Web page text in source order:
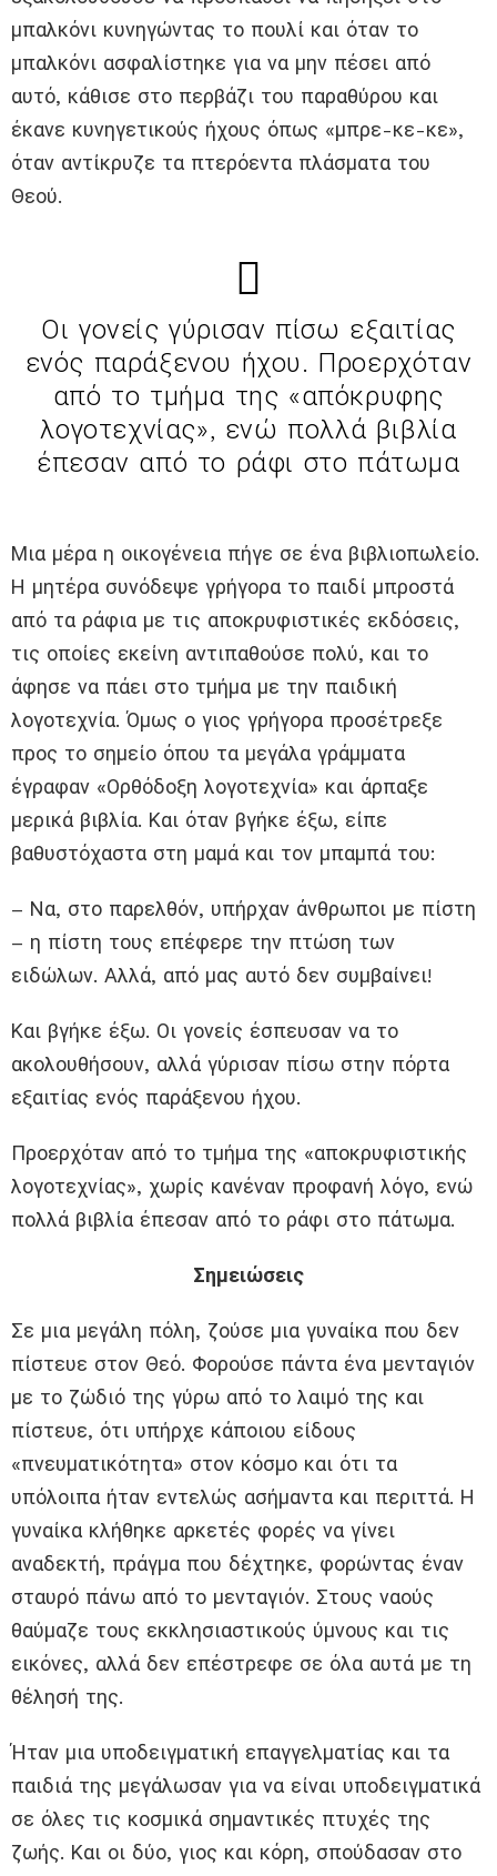
μπαλκόνι κυνηγώντας το πουλί και όταν το
μπαλκόνι ασφαλίστηκε για να μην πέσει από
αυτό, κάθισε στο περβάζι του παραθύρου και
έκανε κυνηγετικούς ήχους όπως «μπρε-κε-κε»,
όταν αντίκρυζε τα πτερόεντα πλάσματα του
Θεού.
Οι γονείς γύρισαν πίσω εξαιτίας
ενός παράξενου ήχου. Προερχόταν
από το τμήμα της «απόκρυφης
λογοτεχνίας», ενώ πολλά βιβλία
έπεσαν από το ράφι στο πάτωμα
Μια μέρα η οικογένεια πήγε σε ένα βιβλιοπωλείο.
Η μητέρα συνόδεψε γρήγορα το παιδί μπροστά
από τα ράφια με τις αποκρυφιστικές εκδόσεις,
τις οποίες εκείνη αντιπαθούσε πολύ, και το
άφησε να πάει στο τμήμα με την παιδική
λογοτεχνία. Όμως ο γιος γρήγορα προσέτρεξε
προς το σημείο όπου τα μεγάλα γράμματα
έγραφαν «Ορθόδοξη λογοτεχνία» και άρπαξε
μερικά βιβλία. Και όταν βγήκε έξω, είπε
βαθυστόχαστα στη μαμά και τον μπαμπά του:
– Να, στο παρελθόν, υπήρχαν άνθρωποι με πίστη
– η πίστη τους επέφερε την πτώση των
ειδώλων. Αλλά, από μας αυτό δεν συμβαίνει!
Και βγήκε έξω. Οι γονείς έσπευσαν να το
ακολουθήσουν, αλλά γύρισαν πίσω στην πόρτα
εξαιτίας ενός παράξενου ήχου.
Προερχόταν από το τμήμα της «αποκρυφιστικής
λογοτεχνίας», χωρίς κανέναν προφανή λόγο, ενώ
πολλά βιβλία έπεσαν από το ράφι στο πάτωμα.
Σημειώσεις
Σε μια μεγάλη πόλη, ζούσε μια γυναίκα που δεν
πίστευε στον Θεό. Φορούσε πάντα ένα μενταγιόν
με το ζώδιό της γύρω από το λαιμό της και
πίστευε, ότι υπήρχε κάποιου είδους
«πνευματικότητα» στον κόσμο και ότι τα
υπόλοιπα ήταν εντελώς ασήμαντα και περιττά. Η
γυναίκα κλήθηκε αρκετές φορές να γίνει
αναδεκτή, πράγμα που δέχτηκε, φορώντας έναν
σταυρό πάνω από το μενταγιόν. Στους ναούς
θαύμαζε τους εκκλησιαστικούς ύμνους και τις
εικόνες, αλλά δεν επέστρεφε σε όλα αυτά με τη
θέλησή της.
Ήταν μια υποδειγματική επαγγελματίας και τα
παιδιά της μεγάλωσαν για να είναι υποδειγματικά
σε όλες τις κοσμικά σημαντικές πτυχές της
ζωής. Και οι δύο, γιος και κόρη, σπούδασαν στο